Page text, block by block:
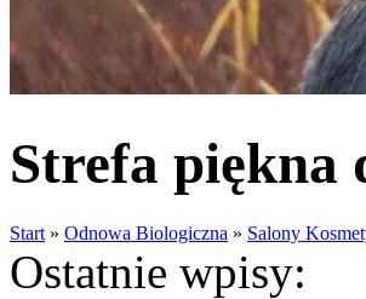
Strefa piękna
Start » Odnowa Biologiczna » Salony
Ostatnie wpisy: